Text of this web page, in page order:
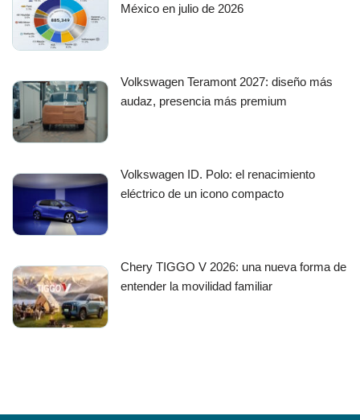
México en julio de 2026
Volkswagen Teramont 2027: diseño más
audaz, presencia más premium
Volkswagen ID. Polo: el renacimiento
eléctrico de un icono compacto
Chery TIGGO V 2026: una nueva forma de
entender la movilidad familiar